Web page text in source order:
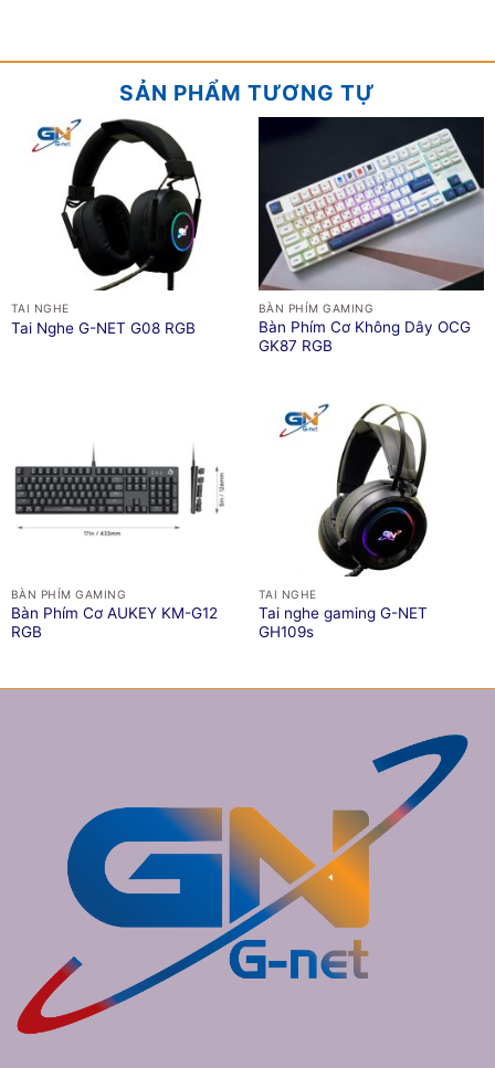
SẢN PHẨM TƯƠNG TỰ
TAI NGHE
Tai Nghe G-NET G08 RGB
BÀN PHÍM GAMING
Bàn Phím Cơ Không Dây OCG
GK87 RGB
BÀN PHÍM GAMING
Bàn Phím Cơ AUKEY KM-G12
RGB
TAI NGHE
Tai nghe gaming G-NET
GH109s